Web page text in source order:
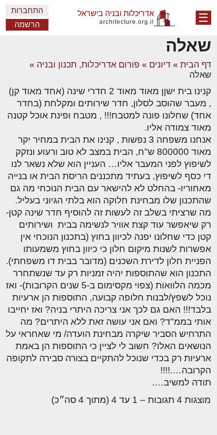
☰ אדריכלות ובניה בישראל
architecture.org.il
התחברות
הרשמה
שאלה
דף הבית » דיונים » פורום אדריכלות, תכנון ובניה »
שאלה
קנינו בית ישןן מאוד מאוד 2 חדרי שינה (אחד מאוד קן)
, מעבר שהוסב לסלון, חדר שירותים ומקלחת (בחדר
אחד) שחלונו פונה למטבח!!! , מטבח ופינת אוכל קטנה
מאוד צמודה אליו.
אנחנו משפחה 3 נפשות , קנינו את הבית במחיר יקר
מאוד 800000 ש"ח, הבית במצב לא טוב ורעוע ונזקק
לשיפוץ לפני המעבר אליו… העניין הוא שלא נשאר לנו
די כסף לשיפוץ, בעתיד מתכננים הריסת הבית או בנייה
מאחוריו- בהחלט לא להישאר עם הבית הנוכחי מה גם
שהתכנון שלו מבחינת חלוקה הוא בלתי הגיוני בעליל.
מה שרציתי בשלב זה לעשות זה להוסיף חדר שינה קטן-
רק שיאפשר עוד קצת אוויר לנשימה בבית ושירותים
קטן כדי שחלונו יפנה לכיוון בחוץ (בתכנון הנוכחי אין
אפשרות לשנות מיקום חלון כי כיוון בחוץ משמעותו
הפניית חלון לדירת השכנים (מדובר בבית דו משפחתי).
התכנון הוא שהתוספות יהיה זמניות רק עד שנשתחרר
מכמה הלוואות (צפוי מקסימום ב-5 שנים הקרובות)- ואז
נוכל לשפץ/לבנות חלופה קבועה, התוספות הן ארעיות
בלבד!!! האם גם לכך אני צריכה היתרי בניה? ואז יחייבו
אותי בממ"ד? ואם אני עושה זאת ללא היתרים? מה
התרחיש הסביר שיקרה מבחינת הועדה/ מי שאחראי על
הנושאים האלו? חשוב לי לציין כי התוספות הן באמת
ארעיות רק בכדי שנוכל להתקיים בצורה סבירה לתקופה
הקרובה….!!!!
תודה למשיב….
מוצגות 4 תגובות – 1 עד 4 (מתוך 4 סה״כ)